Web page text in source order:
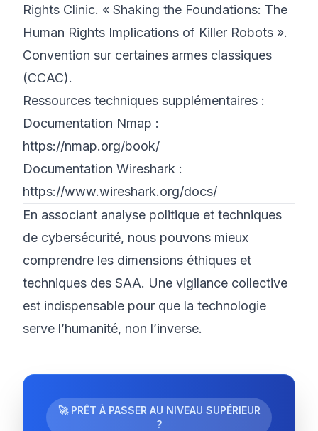
Rights Clinic. « Shaking the Foundations: The
Human Rights Implications of Killer Robots ».
Convention sur certaines armes classiques
(CCAC).
Ressources techniques supplémentaires :
Documentation Nmap :
https://nmap.org/book/
Documentation Wireshark :
https://www.wireshark.org/docs/
En associant analyse politique et techniques
de cybersécurité, nous pouvons mieux
comprendre les dimensions éthiques et
techniques des SAA. Une vigilance collective
est indispensable pour que la technologie
serve l’humanité, non l’inverse.
🚀 PRÊT À PASSER AU NIVEAU SUPÉRIEUR
?